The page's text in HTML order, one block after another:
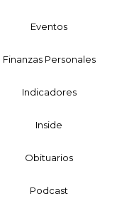
Eventos
Finanzas Personales
Indicadores
Inside
Obituarios
Podcast